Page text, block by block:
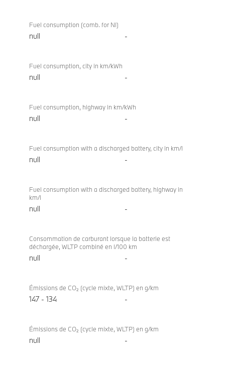
Fuel consumption (comb. for NI)
null -
Fuel consumption, city in km/kWh
null -
Fuel consumption, highway in km/kWh
null -
Fuel consumption with a discharged battery, city in km/l
null -
Fuel consumption with a discharged battery, highway in
km/l
null -
Consommation de carburant lorsque la batterie est
déchargée, WLTP combiné en l/100 km
null -
Émissions de CO₂ (cycle mixte, WLTP) en g/km
147 - 134 -
Émissions de CO₂ (cycle mixte, WLTP) en g/km
null -